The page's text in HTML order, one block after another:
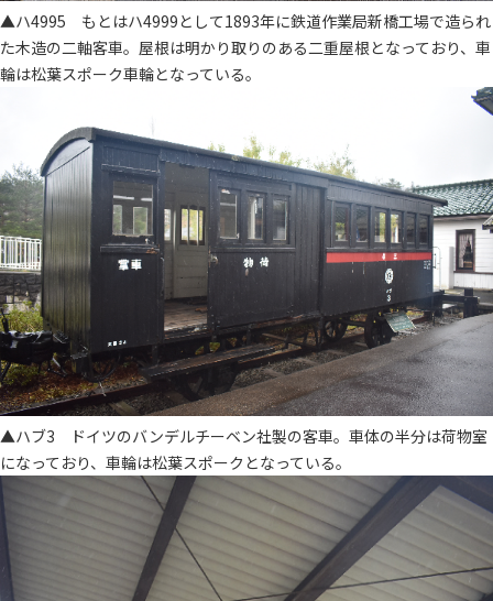
▲ハ4995 もとはハ4999として1893年に鉄道作業局新橋工場で造られ
た木造の二軸客車。屋根は明かり取りのある二重屋根となっており、車
輪は松葉スポーク車輪となっている。
▲ハブ3 ドイツのバンデルチーベン社製の客車。車体の半分は荷物室
になっており、車輪は松葉スポークとなっている。